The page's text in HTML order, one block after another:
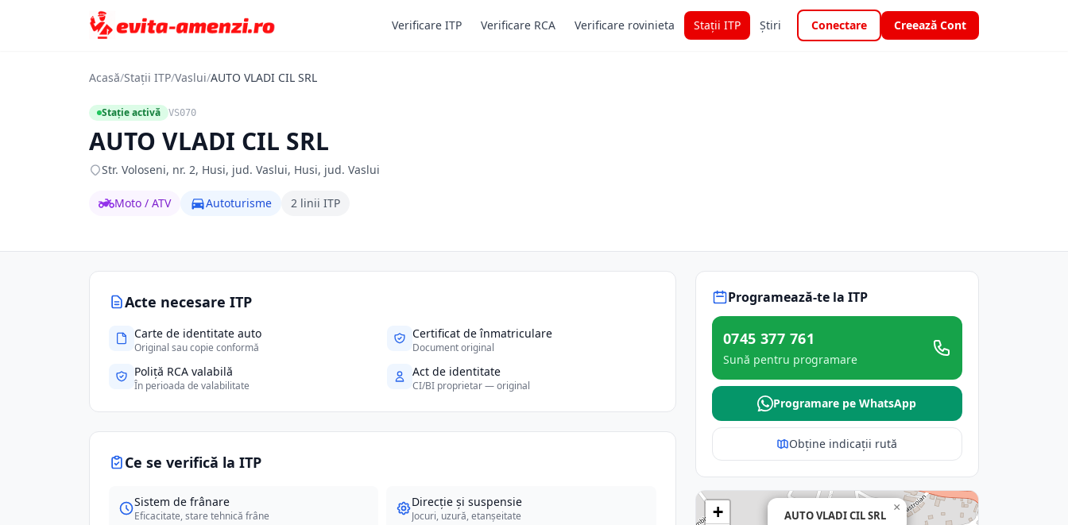
Verificare ITP Verificare RCA Verificare rovinieta Stații ITP Știri Conectare Creează Cont
Acasă/Stații ITP/Vaslui/AUTO VLADI CIL SRL
Stație activă VS070
AUTO VLADI CIL SRL
Str. Voloseni, nr. 2, Husi, jud. Vaslui, Husi, jud. Vaslui
Moto / ATV Autoturisme 2 linii ITP
Acte necesare ITP
Carte de identitate auto
Original sau copie conformă
Certificat de înmatriculare
Document original
Poliță RCA valabilă
În perioada de valabilitate
Act de identitate
CI/BI proprietar — original
Ce se verifică la ITP
Sistem de frânare
Eficacitate, stare tehnică frâne
Direcție și suspensie
Jocuri, uzură, etanșeitate
Programează-te la ITP
0745 377 761
Sună pentru programare
Programare pe WhatsApp
Obține indicații rută
AUTO VLADI CIL SRL
×
+